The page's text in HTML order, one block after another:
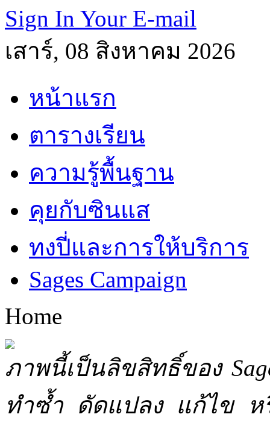
Sign In Your E-mail
เสาร์, 08 สิงหาคม 2026
หน้าแรก
ตารางเรียน
ความรู้พื้นฐาน
คุยกับซินแส
ทงปี่และการให้บริการ
Sages Campaign
Home
ภาพนี้เป็นลิขสิทธิ์ของ
ทำซ้ำ ดัดแปลง แก้ไข ห